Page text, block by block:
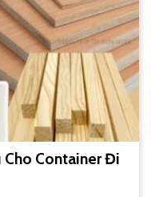
Cho Container Đi